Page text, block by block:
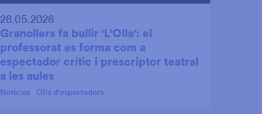
26.05.2026
Granollers fa bullir 'L'Olla': el
professorat es forma com a
espectador crític i prescriptor teatral
a les aules
Notícies Olla d'espectadors